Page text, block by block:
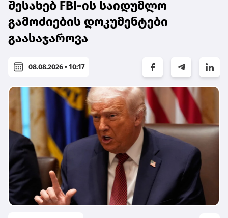
შესახებ FBI-ის საიდუმლო
გამოძიების დოკუმენტები
გაასაჯაროვა
08.08.2026 • 10:17